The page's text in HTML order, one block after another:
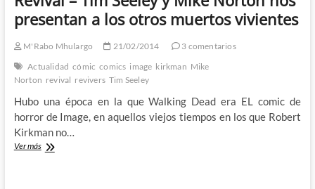
Wars
recordó
Inspector
presentan a los otros muertos vivientes
M'Rabo Mhulargo 21/02/2014
3 comentarios
Actualidad cómic comics image kirkman Mike
Norton revival revivers Tim Seeley
Hubo una época en la que Walking Dead era EL comic de
horror de Image, en aquellos viejos tiempos en los que Robert
Kirkman no…
Ver másRevival